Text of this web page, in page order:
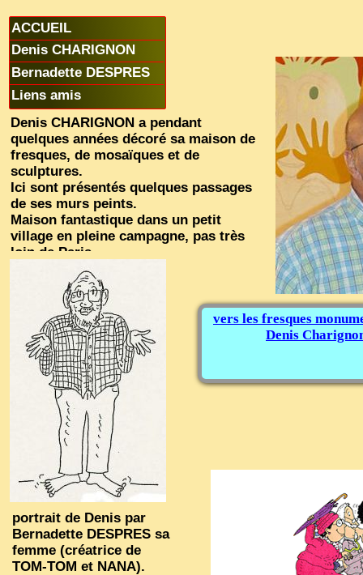
ACCUEIL
Denis CHARIGNON
Bernadette DESPRES
Liens amis
vers les fresques
Denis
portrait de Denis par
Bernadette DESPRES sa
femme (créatrice de
TOM-TOM et NANA).
Denis CHARIGNON a pendant
quelques années décoré sa maison de
fresques, de mosaïques et de
sculptures.
Ici sont présentés quelques passages
de ses murs peints.
Maison fantastique dans un petit
village en pleine campagne, pas très
loin de Paris